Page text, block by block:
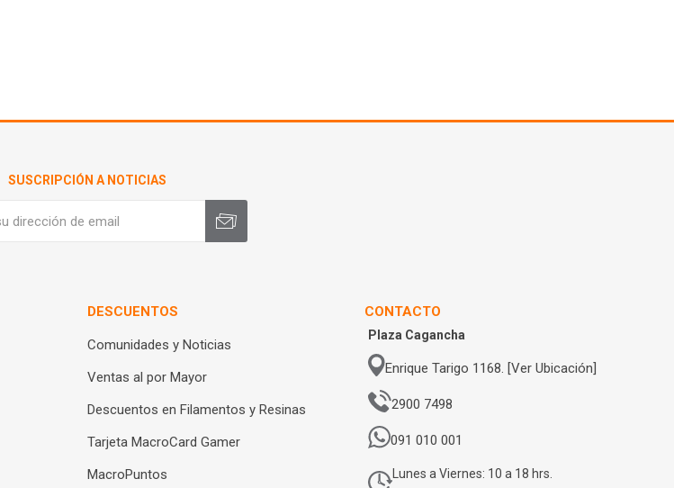
SUSCRIPCIÓN A NOTICIAS
DESCUENTOS
Comunidades y Noticias
Ventas al por Mayor
Descuentos en Filamentos y Resinas
Tarjeta MacroCard Gamer
MacroPuntos
CONTACTO
Plaza Cagancha
Enrique Tarigo 1168. [Ver Ubicación]
2900 7498
091 010 001
Lunes a Viernes: 10 a 18 hrs.